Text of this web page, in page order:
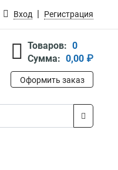
Вход Регистрация
Товаров: 0
Сумма: 0,00 ₽
Оформить заказ